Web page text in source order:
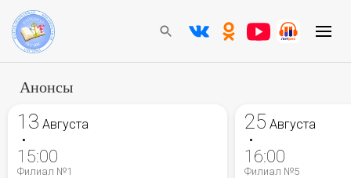
Анонсы
13 Августа
•
15:00
Филиал №1
25 Августа
•
16:00
Филиал №5